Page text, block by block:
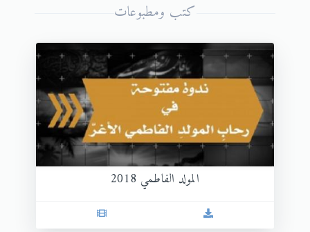
كتب ومطبوعات
المولد الفاطمي 2018